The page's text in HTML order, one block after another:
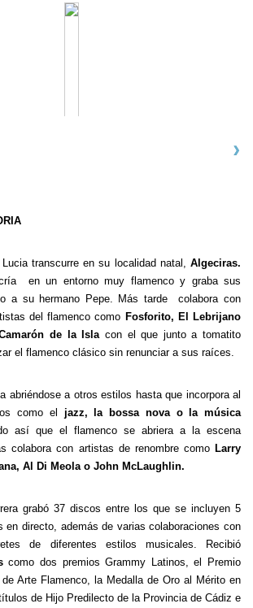
transcurre en su localidad natal, Algeciras.
en un entorno muy flamenco y graba sus
a su hermano Pepe. Más tarde colabora con
del flamenco como Fosforito, El Lebrijano
de la Islacon el que junto a tomatito
el flamenco clásico sin renunciar a sus raíces.
abriéndose a otros estilos hasta que incorpora al
como el jazz, la bossa nova o la música
así que el flamenco se abriera a la escena
colabora con artistas de renombre como Larry
Al Di Meola o John McLaughlin.
grabó 37 discos entre los que se incluyen 5
en directo, además de varias colaboraciones con
de diferentes estilos musicales. Recibió
como dos premios Grammy Latinos, el Premio
de Arte Flamenco, la Medalla de Oro al Mérito en
de Hijo Predilecto de la Provincia de Cádiz e